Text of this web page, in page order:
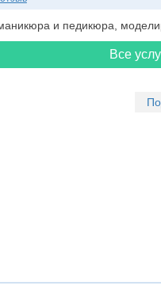
и педикюра,
Все